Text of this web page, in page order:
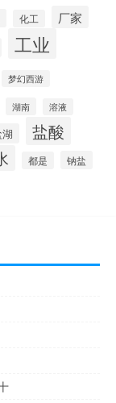
化工 厂家
工业
梦幻西游
湖南 溶液
盐酸
都是 钠盐